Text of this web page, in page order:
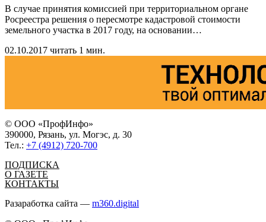
В случае принятия комиссией при территориальном органе
Росреестра решения о пересмотре кадастровой стоимости
земельного участка в 2017 году, на основании…
02.10.2017 читать 1 мин.
© ООО «ПрофИнфо»
390000, Рязань, ул. Могэс, д. 30
Тел.: +7 (4912) 720-700
ПОДПИСКА
О ГАЗЕТЕ
КОНТАКТЫ
Разаработка сайта — m360.digital